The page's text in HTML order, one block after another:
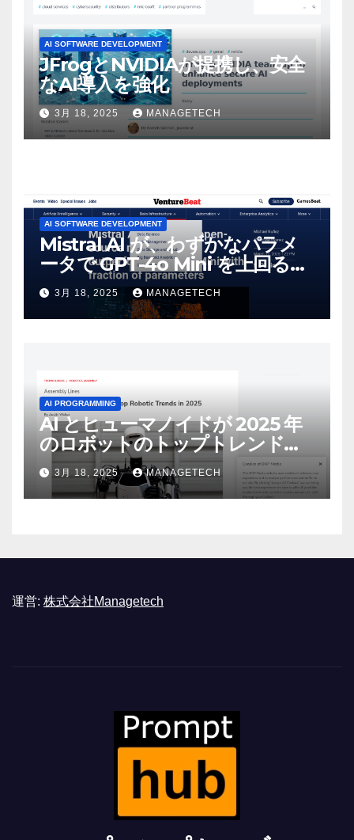
AI SOFTWARE DEVELOPMENT
JFrogとNVIDIAが提携し、安全
なAI導入を強化
3月 18, 2025 MANAGETECH
AI SOFTWARE DEVELOPMENT
Mistral AI が、わずかなパラメ
ータで GPT-4o Mini を上回る新
しいオープンソース モデルをリ
リース | VentureBeat
3月 18, 2025 MANAGETECH
AI PROGRAMMING
AI とヒューマノイドが 2025 年
のロボットのトップトレンドに |
ASSEMBLY
3月 18, 2025 MANAGETECH
運営: 株式会社Managetech